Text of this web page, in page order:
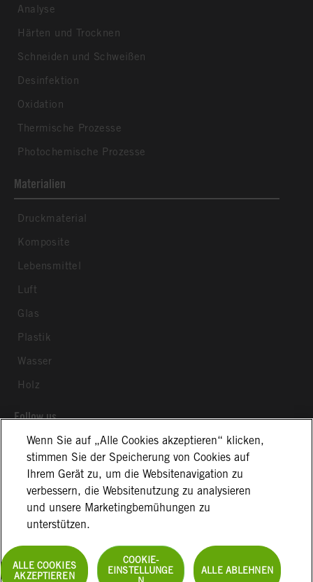
Analyse
Härten und Trocknen
Schneiden und Schweißen
Desinfektion
Oxidation
Thermische Prozesse
Photochemische Prozesse
Materialien
Druckmaterial
Komposite
Lebensmittel
Luft
Glas
Plastik
Wasser
Holz
Follow us
Allgemeine Geschäftsbedingungen Impressum
Kontakt
Wenn Sie auf „Alle Cookies akzeptieren“ klicken,
stimmen Sie der Speicherung von Cookies auf
Ihrem Gerät zu, um die Websitenavigation zu
verbessern, die Websitenutzung zu analysieren
und unsere Marketingbemühungen zu
unterstützen.
COOKIE-
EINSTELLUNGE
ALLE ABLEHNEN
ALLE COOKIES
AKZEPTIEREN